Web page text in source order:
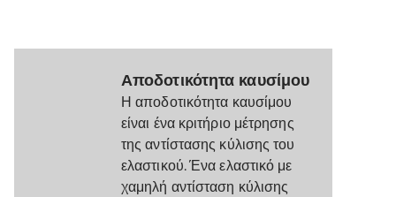
Αποδοτικότητα καυσίμου
Η αποδοτικότητα καυσίμου
είναι ένα κριτήριο μέτρησης
της αντίστασης κύλισης του
ελαστικού. Ένα ελαστικό με
χαμηλή αντίσταση κύλισης